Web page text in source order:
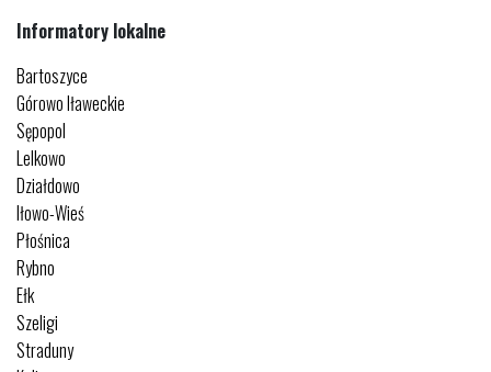
Informatory lokalne
Bartoszyce
Górowo Iławeckie
Sępopol
Lelkowo
Działdowo
Iłowo-Wieś
Płośnica
Rybno
Ełk
Szeligi
Straduny